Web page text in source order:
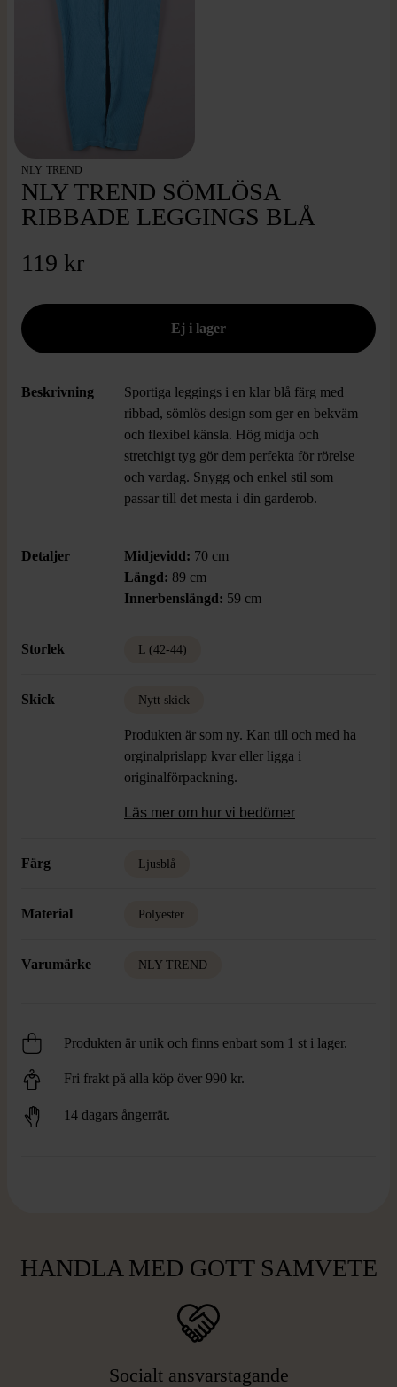
NLY TREND
NLY TREND SÖMLÖSA
RIBBADE LEGGINGS BLÅ
119 kr
Beskrivning
Sportiga leggings i en klar blå färg med
ribbad, sömlös design som ger en bekväm
och flexibel känsla. Hög midja och
stretchigt tyg gör dem perfekta för rörelse
och vardag. Snygg och enkel stil som
passar till det mesta i din garderob.
Detaljer Midjevidd: 70 cm
Längd: 89 cm
Innerbenslängd: 59 cm
Storlek L (42-44)
Skick Nytt skick
Produkten är som ny. Kan till och med ha
orginalprislapp kvar eller ligga i
originalförpackning.
Läs mer om hur vi bedömer
Färg Ljusblå
Material Polyester
Varumärke NLY TREND
Produkten är unik och finns enbart som 1 st i lager.
Fri frakt på alla köp över 990 kr.
14 dagars ångerrät.
HANDLA MED GOTT SAMVETE
Socialt ansvarstagande